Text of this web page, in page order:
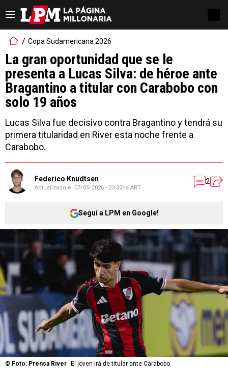
Copa Sudamericana 2026
La gran oportunidad que se le
presenta a Lucas Silva: de héroe ante
Bragantino a titular con Carabobo con
solo 19 años
Lucas Silva fue decisivo contra Bragantino y tendrá su
primera titularidad en River esta noche frente a
Carabobo.
Federico Knudtsen
Actualizado el 07/05/2026 - 23:32hs ART
2
Seguí a LPM en Google!
© Foto: Prensa River El joven irá de titular ante Carabobo.